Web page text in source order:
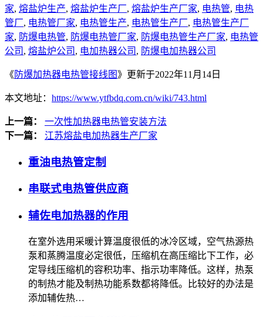
家, 熔盐炉生产, 熔盐炉生产厂, 熔盐炉生产厂家, 电热管, 电热
管厂, 电热管厂家, 电热管生产, 电热管生产厂, 电热管生产厂
家, 防爆电热管, 防爆电热管厂家, 防爆电热管生产厂家, 电热管
公司 , 熔盐炉公司 , 电加热器公司 , 防爆电加热器公司
《 防爆加热器电热管接线图 》更新于2022年11月14日
本文地址： https://www.ytfbdq.com.cn/wiki/743.html
上一篇：
一次性加热器电热管安装方法
下一篇：
江苏熔盐电加热器生产厂家
重油电热管定制
串联式电热管供应商
辅佐电加热器的作用
在室外选用采暖计算温度很低的冰冷区域，空气热源热
泵和蒸腾温度必定很低，压缩机在高压缩比下工作，必
定导线压缩机的容积功率、指示功率降低。这样，热泵
的制热才能及制热功能系数都将降低。比较好的办法是
添加辅佐热…